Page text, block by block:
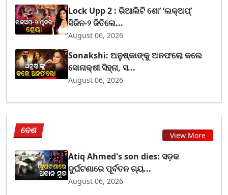
Lock Upp 2 : ରିଆଲିଟି ଶୋ’ ‘ଲକ୍‌ଅପ୍’
ସିଜିନ-୨ ଜିତିଲେ...
August 06, 2026
Sonakshi: ଅନୁଷ୍କାଙ୍କୁ ଅନଫଲୋ କଲେ
ସୋନାକ୍ଷୀ ସିହ୍ନା, ସ...
August 06, 2026
ଦେଶ View More
Atiq Ahmed's son dies: ସଡ଼କ
ଦୁର୍ଘଟଣାରେ ପୂର୍ବତନ ଗ୍ୟ...
August 06, 2026